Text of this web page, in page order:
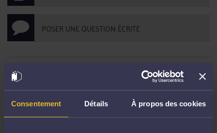
Consentement Détails À propos des cookies
POSER UNE QUESTION ÉCRITE
DERNIÈRES PUBLICATIONS
Est -il plus intéressant pour un commerce, de conclure un Bail saisonnier ou